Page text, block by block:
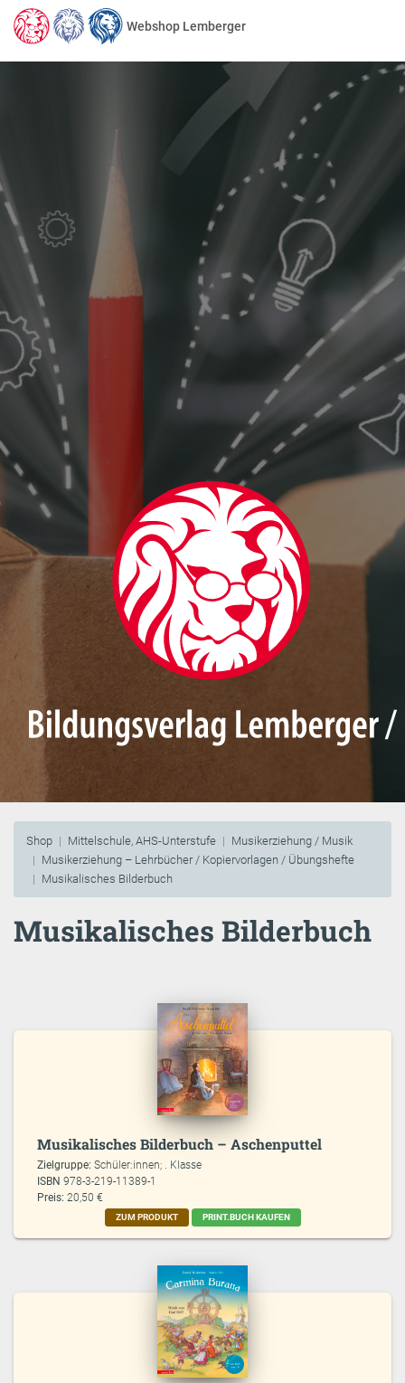
Webshop Lemberger
Shop Mittelschule, AHS-Unterstufe
Musikerziehung / Musik
Musikerziehung – Lehrbücher / Kopiervorlagen / Übungshefte
Musikalisches Bilderbuch
Musikalisches Bilderbuch
Musikalisches Bilderbuch – Aschenputtel
Zielgruppe:Schüler:innen; . Klasse
ISBN978-3-219-11389-1
Preis: 20,50 €
ZUM PRODUKT PRINT.BUCH KAUFEN